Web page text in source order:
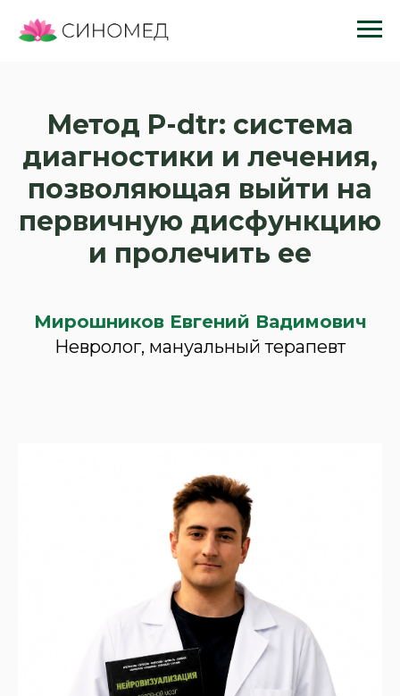
Метод P-dtr: система
диагностики и лечения,
позволяющая выйти на
первичную дисфункцию
и пролечить ее
Мирошников Евгений Вадимович
Невролог, мануальный терапевт